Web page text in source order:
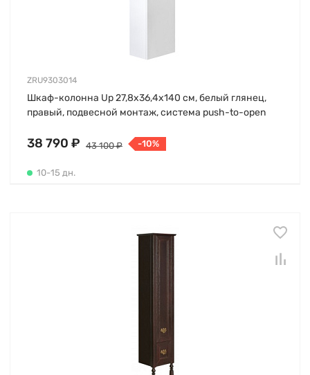
ZRU9303014
Шкаф-колонна Up 27,8х36,4х140 см, белый глянец,
правый, подвесной монтаж, система push-to-open
38 790 ₽ 43 100 ₽ -10%
10-15 дн.